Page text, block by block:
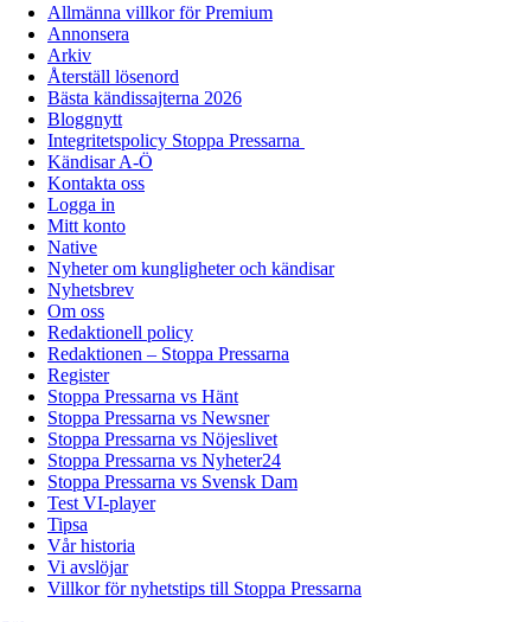
Allmänna villkor för Premium
Annonsera
Arkiv
Återställ lösenord
Bästa kändissajterna 2026
Bloggnytt
Integritetspolicy Stoppa Pressarna
Kändisar A-Ö
Kontakta oss
Logga in
Mitt konto
Native
Nyheter om kungligheter och kändisar
Nyhetsbrev
Om oss
Redaktionell policy
Redaktionen – Stoppa Pressarna
Register
Stoppa Pressarna vs Hänt
Stoppa Pressarna vs Newsner
Stoppa Pressarna vs Nöjeslivet
Stoppa Pressarna vs Nyheter24
Stoppa Pressarna vs Svensk Dam
Test VI-player
Tipsa
Vår historia
Vi avslöjar
Villkor för nyhetstips till Stoppa Pressarna